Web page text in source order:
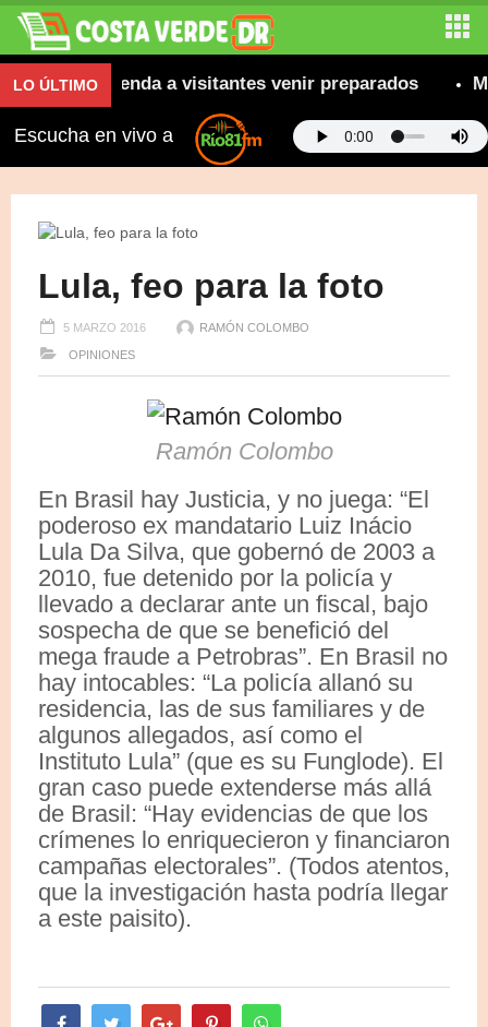
LO ÚLTIMO
se recomienda a visitantes venir preparados
Escucha en vivo a
Lula, feo para la foto
5 MARZO 2016 RAMÓN COLOMBO
OPINIONES
Ramón Colombo
En Brasil hay Justicia, y no juega: “El
poderoso ex mandatario Luiz Inácio
Lula Da Silva, que gobernó de 2003 a
2010, fue detenido por la policía y
llevado a declarar ante un fiscal, bajo
sospecha de que se benefició del
mega fraude a Petrobras”. En Brasil no
hay intocables: “La policía allanó su
residencia, las de sus familiares y de
algunos allegados, así como el
Instituto Lula” (que es su Funglode). El
gran caso puede extenderse más allá
de Brasil: “Hay evidencias de que los
crímenes lo enriquecieron y financiaron
campañas electorales”. (Todos atentos,
que la investigación hasta podría llegar
a este paisito).